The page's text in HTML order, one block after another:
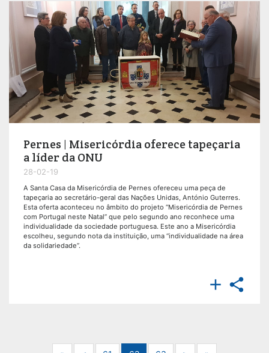
Pernes | Misericórdia oferece tapeçaria
a líder da ONU
28-02-19
A Santa Casa da Misericórdia de Pernes ofereceu uma peça de
tapeçaria ao secretário-geral das Nações Unidas, António Guterres.
Esta oferta aconteceu no âmbito do projeto “Misericórdia de Pernes
com Portugal neste Natal” que pelo segundo ano reconhece uma
individualidade da sociedade portuguesa. Este ano a Misericórdia
escolheu, segundo nota da instituição, uma “individualidade na área
da solidariedade”.
 